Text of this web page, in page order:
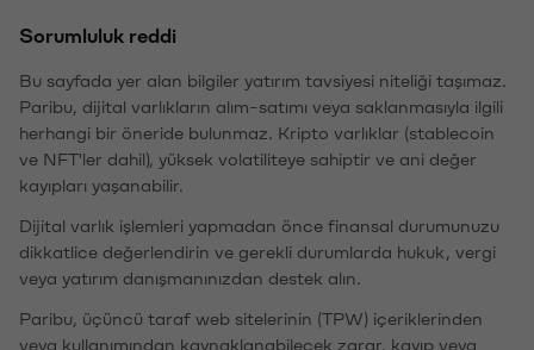
Sorumluluk reddi
Bu sayfada yer alan bilgiler yatırım tavsiyesi niteliği taşımaz.
Paribu, dijital varlıkların alım-satımı veya saklanmasıyla ilgili
herhangi bir öneride bulunmaz. Kripto varlıklar (stablecoin
ve NFT'ler dahil), yüksek volatiliteye sahiptir ve ani değer
kayıpları yaşanabilir.
Dijital varlık işlemleri yapmadan önce finansal durumunuzu
dikkatlice değerlendirin ve gerekli durumlarda hukuk, vergi
veya yatırım danışmanınızdan destek alın.
Paribu, üçüncü taraf web sitelerinin (TPW) içeriklerinden
veya kullanımından kaynaklanabilecek zarar, kayıp veya